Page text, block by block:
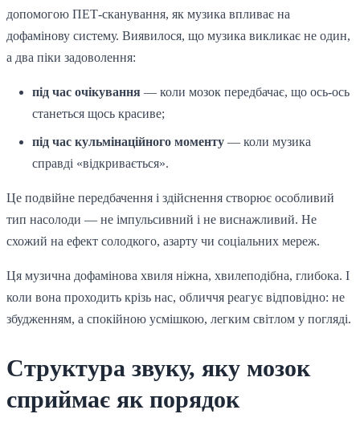
допомогою ПЕТ-сканування, як музика впливає на
дофамінову систему. Виявилося, що музика викликає не один,
а два піки задоволення:
під час очікування — коли мозок передбачає, що ось-ось
станеться щось красиве;
під час кульмінаційного моменту — коли музика
справді «відкривається».
Це подвійне передбачення і здійснення створює особливий
тип насолоди — не імпульсивний і не виснажливий. Не
схожий на ефект солодкого, азарту чи соціальних мереж.
Ця музична дофамінова хвиля ніжна, хвилеподібна, глибока. І
коли вона проходить крізь нас, обличчя реагує відповідно: не
збудженням, а спокійною усмішкою, легким світлом у погляді.
Структура звуку, яку мозок
сприймає як порядок